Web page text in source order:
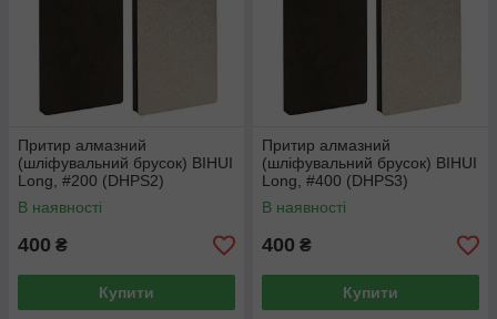
Притир алмазний
(шліфувальний брусок) BIHUI
Long, #200 (DHPS2)
В наявності
400 ₴
Купити
Притир алмазний
(шліфувальний брусок) BIHUI
Long, #400 (DHPS3)
В наявності
400 ₴
Купити